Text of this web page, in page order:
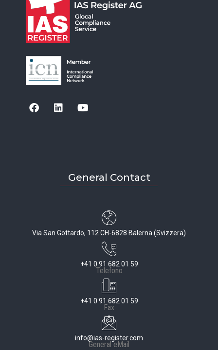
General Contact
Via San Gottardo, 112 CH-6828 Balerna (Svizzera)
+41 0 91 682 01 59
Telefono
+41 0 91 682 01 59
Fax
info@ias-register.com
General eMail